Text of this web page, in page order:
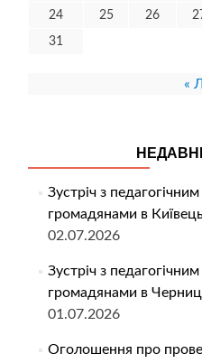
24 25 26
31
«
Зустріч з
громадянами в
02.07.2026
Зустріч з
громадянами в
01.07.2026
Оголошення про